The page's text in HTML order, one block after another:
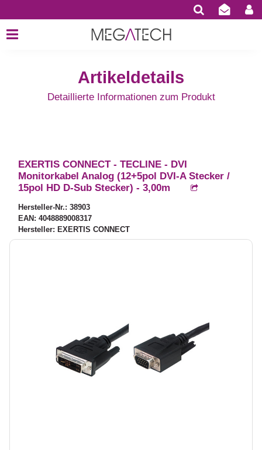
Artikeldetails
Detaillierte Informationen zum Produkt
EXERTIS CONNECT - TECLINE - DVI
Monitorkabel Analog (12+5pol DVI-A Stecker /
15pol HD D-Sub Stecker) - 3,00m
Hersteller-Nr.: 38903
EAN: 4048889008317
Hersteller: EXERTIS CONNECT